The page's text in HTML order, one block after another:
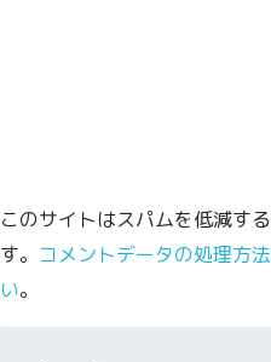
このサイトはスパムを低減す
す。 コメントデータの処理方
い。